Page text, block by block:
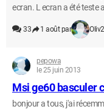
ecran. L ecran a été teste
33 1 août par
pepowa
le 25 juin 2013
Msi ge60 basculer
bonjour a tous, j'ai